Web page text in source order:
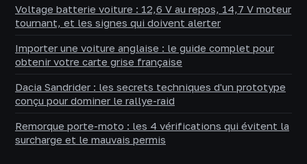
Voltage batterie voiture : 12,6 V au repos, 14,7 V moteur
tournant, et les signes qui doivent alerter
Importer une voiture anglaise : le guide complet pour
obtenir votre carte grise française
Dacia Sandrider : les secrets techniques d'un prototype
conçu pour dominer le rallye-raid
Remorque porte-moto : les 4 vérifications qui évitent la
surcharge et le mauvais permis